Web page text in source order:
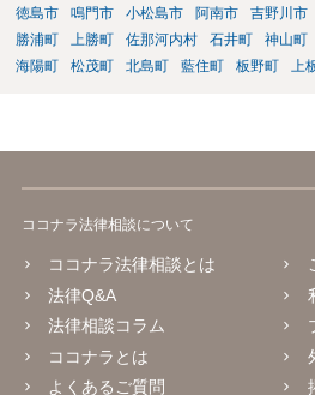
徳島市
鳴門市 小松島市 阿南市 吉野川市
勝浦町
上勝町 佐那河内村 石井町 神山町
海陽町
松茂町 北島町 藍住町 板野町 上
ココナラ法律相談について
ココナラ法律相談とは
法律Q&A
法律相談コラム
ココナラとは
よくあるご質問